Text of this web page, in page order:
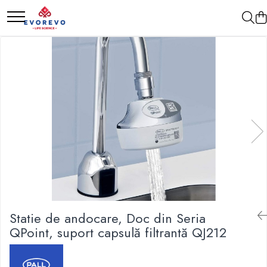
Medical
Concentratoare oxigen
Capnometre
Negatoscoape
Holter EKG
Metrologie
Statie de andocare, Doc din Seria
QPoint, suport capsulă filtrantă QJ212